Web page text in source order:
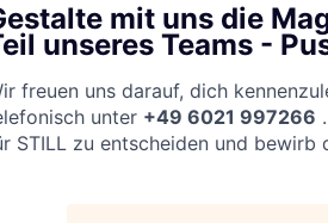
mit uns die
unseres Teams -
freuen uns darauf, dich
unter +49 6021 997266
STILL zu entscheiden und bewirb